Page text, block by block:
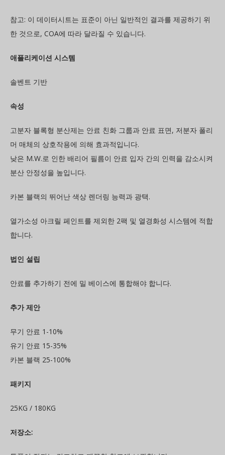
참고: 이 데이터시트는 표준이 아닌 일반적인 결과를 제공하기 위
한 것으로, COA에 따라 달라질 수 있습니다.
애플리케이션 시스템
솔벤트 기반
속성
고분자 블록형 분산제는 안료 친화 그룹과 안료 표면, 저분자 폴리
머 매체의 상호작용에 의해 효과적입니다.
낮은 M.W.로 인한 배리어 필름이 안료 입자 간의 인력을 감소시켜
분산 안정성을 높입니다.
카본 블랙의 뛰어난 색상 렌더링 능력과 광택.
열가소성 아크릴 페인트를 제외한 2팩 및 열경화성 시스템에 적합
합니다.
법인 설립
안료를 추가하기 전에 밀 베이스에 통합해야 합니다.
추가 제안
무기 안료 1-10%
유기 안료 15-35%
카본 블랙 25-100%
패키지
25KG / 180KG
저장소: